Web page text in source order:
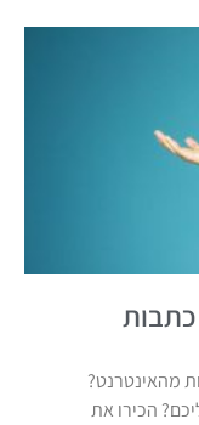
מהאינטרנט?
הכירו את